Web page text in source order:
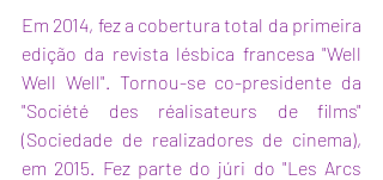
Em 2014, fez a cobertura total da primeira
edição da revista lésbica francesa "Well
Well Well". Tornou-se co-presidente da
"Société des réalisateurs de films"
(Sociedade de realizadores de cinema),
em 2015. Fez parte do júri do "Les Arcs